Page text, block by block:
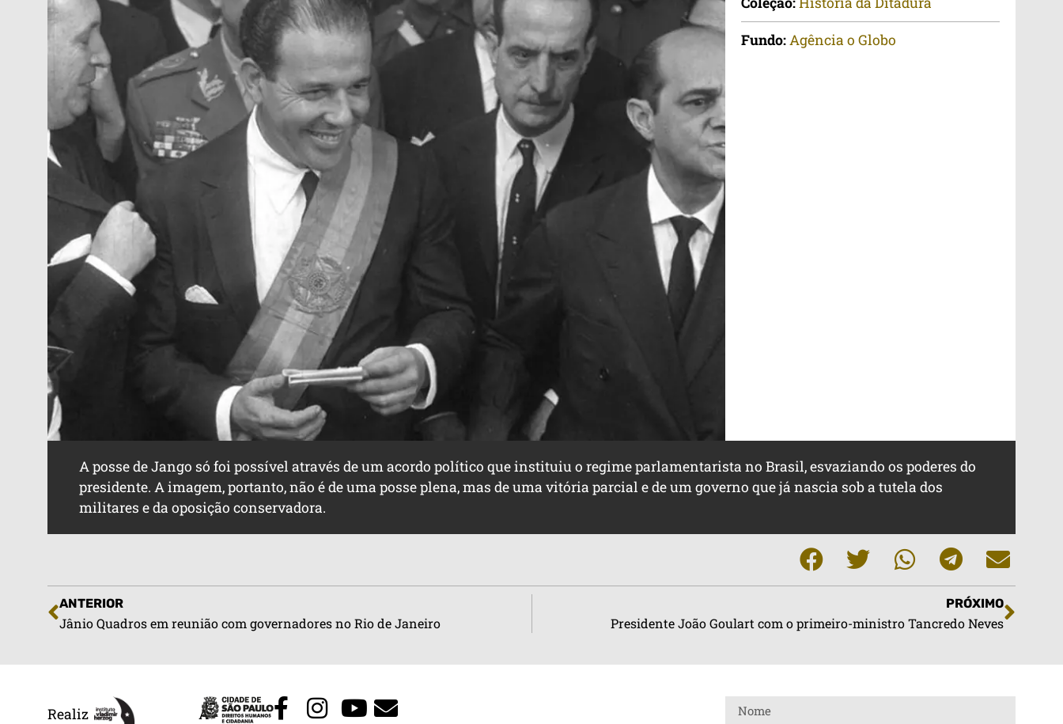
Fundo:Agência o Globo
A posse de Jango só foi possível através de um acordo político que instituiu o regime parlamentarista no Brasil, esvaziando os poderes do
presidente. A imagem, portanto, não é de uma posse plena, mas de uma vitória parcial e de um governo que já nascia sob a tutela dos
militares e da oposição conservadora.
ANTERIOR
Jânio Quadros em reunião com governadores no Rio de Janeiro
PRÓXIMO
Presidente João Goulart com o primeiro-ministro Tancredo Neves
Realiz A